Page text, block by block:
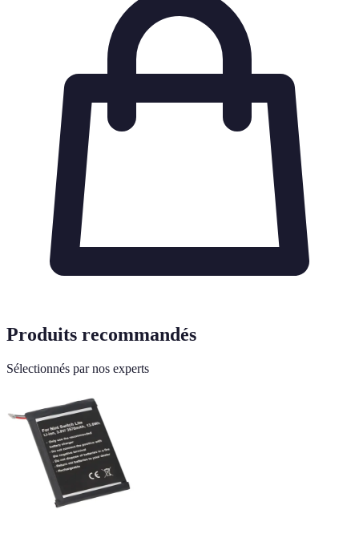
Produits recommandés
Sélectionnés par nos experts